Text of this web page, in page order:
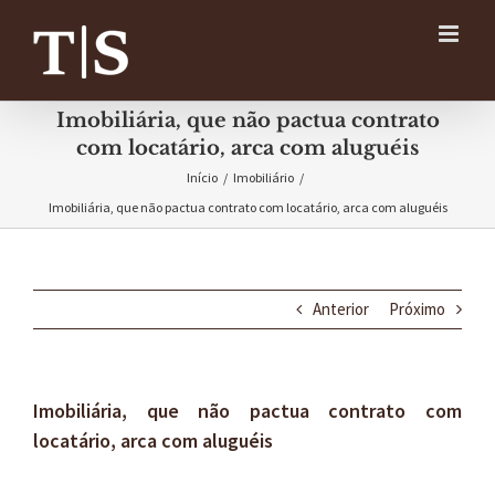
conteúdo
Imobiliária, que não pactua contrato
com locatário, arca com aluguéis
Início / Imobiliário /
Imobiliária, que não pactua contrato com locatário, arca com aluguéis
Anterior Próximo
Imobiliária, que não pactua contrato com
locatário, arca com aluguéis